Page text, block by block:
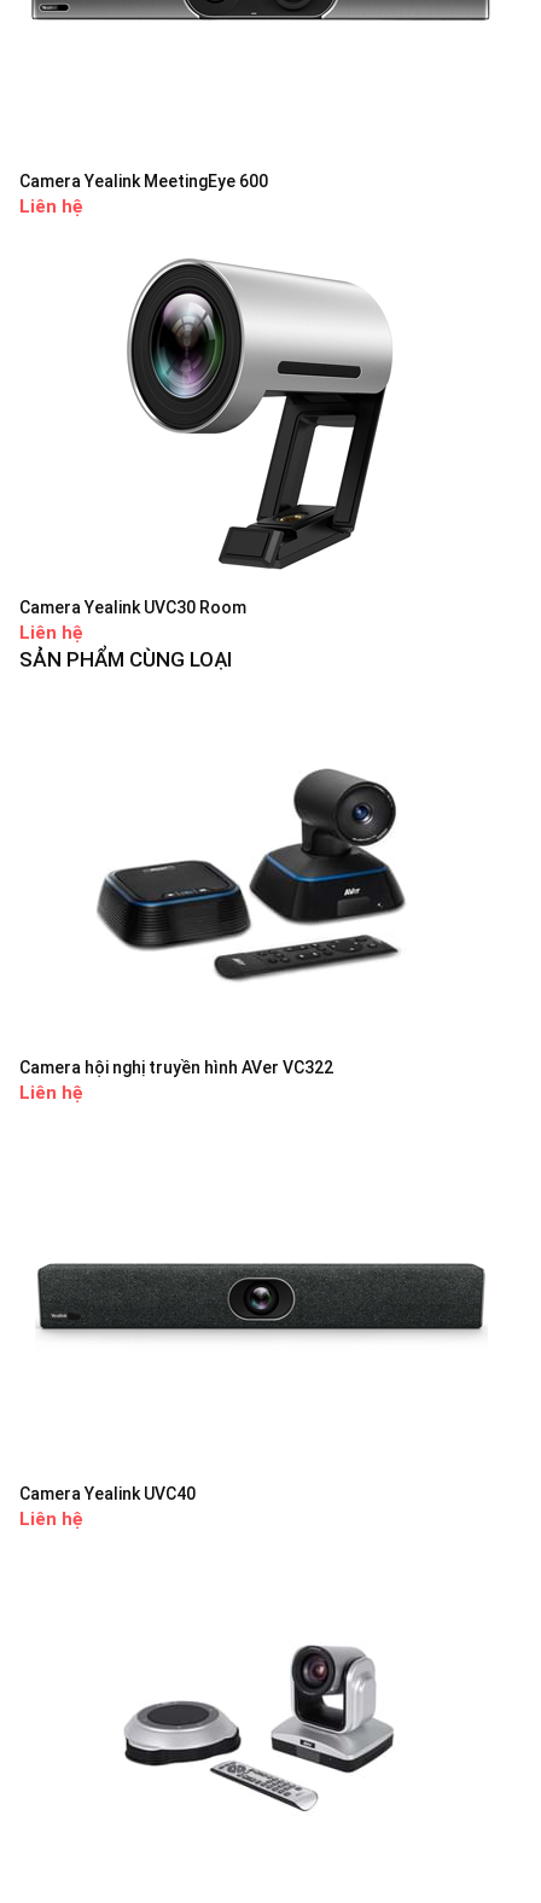
Camera Yealink MeetingEye 600
Liên hệ
Camera Yealink UVC30 Room
Liên hệ
SẢN PHẨM CÙNG LOẠI
Camera hội nghị truyền hình AVer VC322
Liên hệ
Camera Yealink UVC40
Liên hệ